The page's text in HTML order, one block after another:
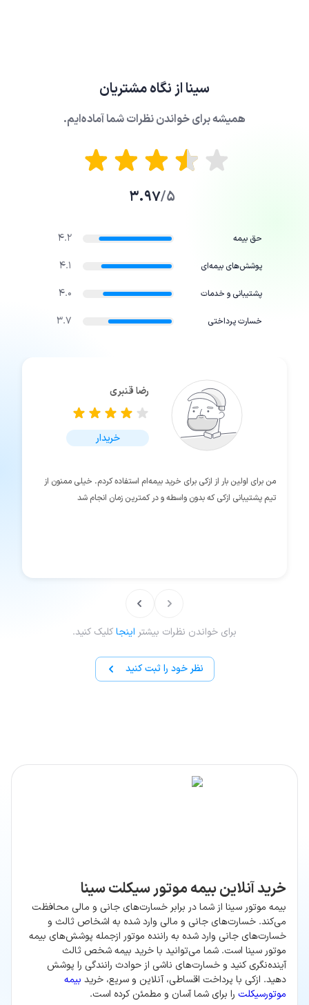
سینااز نگاه مشتریان
همیشه برای خواندن نظرات شما آماده‌ایم.
5/
3.97
حق بیمه 4.2
پوشش‌های بیمه‌ای 4.1
پشتیبانی و خدمات 4.0
خسارت پرداختی 3.7
رضا قنبری
خریدار
من برای اولین بار از ازکی برای خرید بیمه‌ام استفاده کردم. خیلی ممنون از
تیم پشتیبانی ازکی که بدون واسطه و در کمترین زمان انجام شد
برای خواندن نظرات بیشتر اینجاکلیک کنید.
نظر خود را ثبت کنید
خرید آنلاین بیمه موتور سیکلت سینا
بیمه موتور سینا از شما در برابر خسارت‌های جانی و مالی محافظت
می‌کند. خسارت‌های جانی و مالی وارد شده به اشخاص ثالث و
خسارت‌های جانی وارد شده به راننده موتور ازجمله پوشش‌های بیمه
موتور سینا است. شما می‌توانید با خرید بیمه شخص ثالث
آینده‌نگری کنید و خسارت‌های ناشی از حوادث رانندگی را پوشش
دهید. ازکی با پرداخت اقساطی، آنلاین و سریع، خرید بیمه
موتورسیکلت را برای شما آسان و مطمئن کرده است.